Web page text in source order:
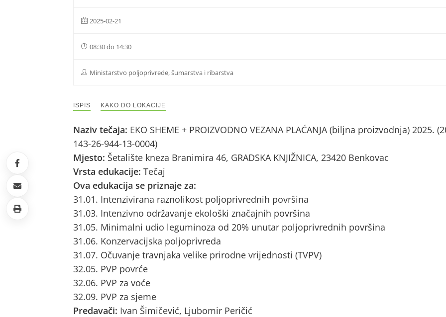
2025-02-21
08:30 do 14:30
Ministarstvo poljoprivrede, šumarstva i ribarstva
ISPIS KAKO DO LOKACIJE
Naziv tečaja: EKO SHEME + PROIZVODNO VEZANA PLAĆANJA (biljna proizvodnja) 2025.
143-26-944-13-0004)
Mjesto: Šetalište kneza Branimira 46, GRADSKA KNJIŽNICA, 23420 Benkovac
Vrsta edukacije: Tečaj
Ova edukacija se priznaje za:
31.01. Intenzivirana raznolikost poljoprivrednih površina
31.03. Intenzivno održavanje ekološki značajnih površina
31.05. Minimalni udio leguminoza od 20% unutar poljoprivrednih površina
31.06. Konzervacijska poljoprivreda
31.07. Očuvanje travnjaka velike prirodne vrijednosti (TVPV)
32.05. PVP povrće
32.06. PVP za voće
32.09. PVP za sjeme
Predavači: Ivan Šimičević, Ljubomir Peričić